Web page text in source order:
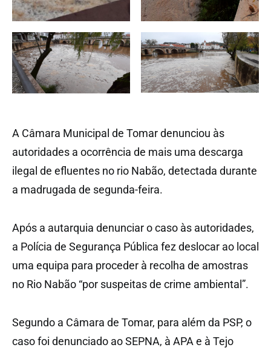
A Câmara Municipal de Tomar denunciou às
autoridades a ocorrência de mais uma descarga
ilegal de efluentes no rio Nabão, detectada durante
a madrugada de segunda-feira.
Após a autarquia denunciar o caso às autoridades,
a Polícia de Segurança Pública fez deslocar ao local
uma equipa para proceder à recolha de amostras
no Rio Nabão “por suspeitas de crime ambiental”.
Segundo a Câmara de Tomar, para além da PSP, o
caso foi denunciado ao SEPNA, à APA e à Tejo